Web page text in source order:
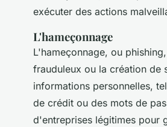
exécuter des actions
L'hameçonnage
L'hameçonnage, ou
frauduleux ou la création de
informations personnelles,
de crédit ou des mots de
d'entreprises légitimes pour